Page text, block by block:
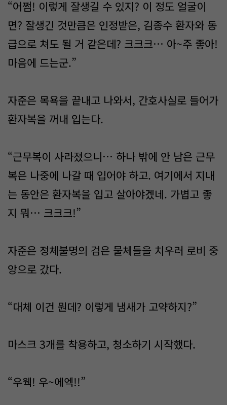
“어쩜! 이렇게 잘생길 수 있지? 이 정도 얼굴이
면? 잘생긴 것만큼은 인정받은, 김종수 환자와 동
급으로 쳐도 될 거 같은데? 크크크… 아~주 좋아!
마음에 드는군.”
자준은 목욕을 끝내고 나와서, 간호사실로 들어가
환자복을 꺼내 입는다.
“근무복이 사라졌으니… 하나 밖에 안 남은 근무
복은 나중에 나갈 때 입어야 하고. 여기에서 지내
는 동안은 환자복을 입고 살아야겠네. 가볍고 좋
지 뭐… 크크크!”
자준은 정체불명의 검은 물체들을 치우러 로비 중
앙으로 갔다.
“대체 이건 뭔데? 이렇게 냄새가 고약하지?”
마스크 3개를 착용하고, 청소하기 시작했다.
“우웩! 우~에엑!!”